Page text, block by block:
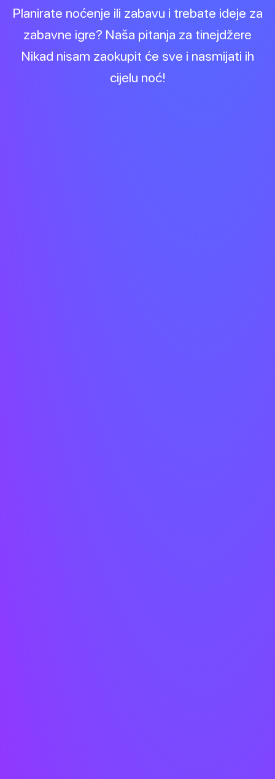
Planirate noćenje ili zabavu i trebate ideje za
zabavne igre? Naša pitanja za tinejdžere
Nikad nisam zaokupit će sve i nasmijati ih
cijelu noć!